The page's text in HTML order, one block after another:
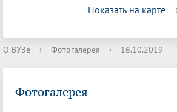
Показать на карте
О ВУЗе › Фотогалерея › 16.10.2019
Фотогалерея